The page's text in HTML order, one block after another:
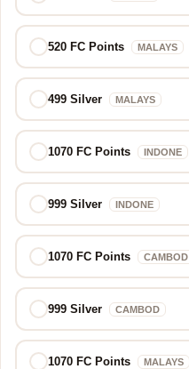
520 FC Points MALAYS
499 Silver MALAYS
1070 FC Points INDONE
999 Silver INDONE
1070 FC Points CAMBOD
999 Silver CAMBOD
1070 FC Points MALAYS